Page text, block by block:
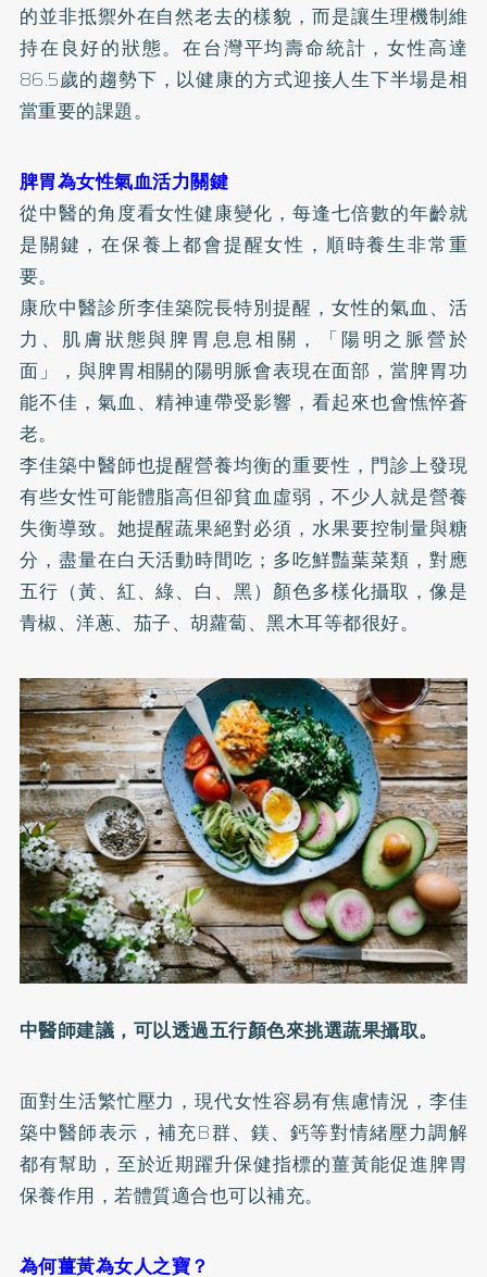
的並非抵禦外在自然老去的樣貌，而是讓生理機制維
持在良好的狀態。在台灣平均壽命統計，女性高達
86.5歲的趨勢下，以健康的方式迎接人生下半場是相
當重要的課題。
脾胃為女性氣血活力關鍵
從中醫的角度看女性健康變化，每逢七倍數的年齡就
是關鍵，在保養上都會提醒女性，順時養生非常重
要。
康欣中醫診所李佳築院長特別提醒，女性的氣血、活
力、肌膚狀態與脾胃息息相關，「陽明之脈營於
面」，與脾胃相關的陽明脈會表現在面部，當脾胃功
能不佳，氣血、精神連帶受影響，看起來也會憔悴蒼
老。
李佳築中醫師也提醒營養均衡的重要性，門診上發現
有些女性可能體脂高但卻貧血虛弱，不少人就是營養
失衡導致。她提醒蔬果絕對必須，水果要控制量與糖
分，盡量在白天活動時間吃；多吃鮮豔葉菜類，對應
五行（黃、紅、綠、白、黑）顏色多樣化攝取，像是
青椒、洋蔥、茄子、胡蘿蔔、黑木耳等都很好。
中醫師建議，可以透過五行顏色來挑選蔬果攝取。
面對生活繁忙壓力，現代女性容易有焦慮情況，李佳
築中醫師表示，補充B群、鎂、鈣等對情緒壓力調解
都有幫助，至於近期躍升保健指標的薑黃能促進脾胃
保養作用，若體質適合也可以補充。
為何薑黃為女人之寶？